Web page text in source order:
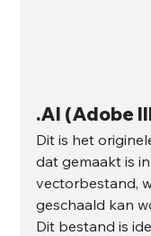
.AI (Adobe
Dit is het
dat gemaakt is
vectorbestand,
geschaald kan
Dit bestand is